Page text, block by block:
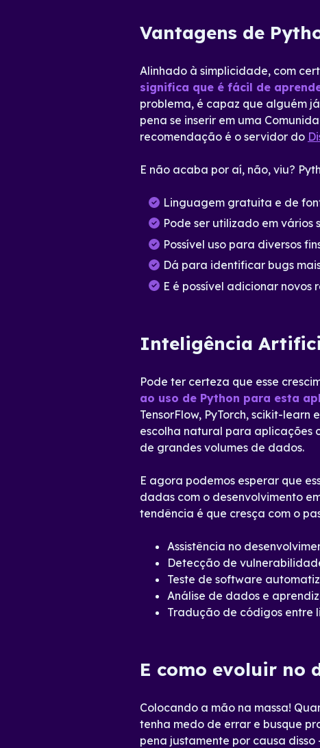
Vantagens de
Alinhado à simplicidade, com
significa que é fácil de
problema, é capaz que alguém
pena se inserir em uma
recomendação é o servidor do
E não acaba por aí, não, viu?
Linguagem gratuita e de
Pode ser utilizado em vários
Possível uso para diversos
Dá para identificar bugs
E é possível adicionar novos
Inteligência
Pode ter certeza que esse
ao uso de Python para esta
TensorFlow, PyTorch, scikit-
escolha natural para aplicações
de grandes volumes de dados.
E agora podemos esperar que
dadas com o desenvolvimento
tendência é que cresça com o
Assistência no
Detecção de
Teste de software
Análise de dados e
Tradução de códigos entre
E como evoluir no
Colocando a mão na massa!
tenha medo de errar e busque
pena justamente por causa disso